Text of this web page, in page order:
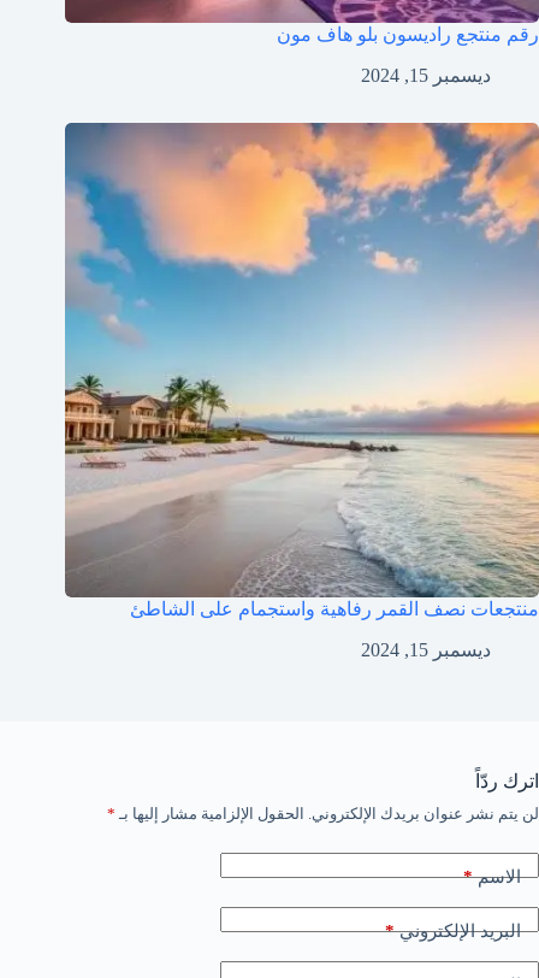
رقم منتجع راديسون بلو هاف مون
ديسمبر 15, 2024
منتجعات نصف القمر رفاهية واستجمام على الشاطئ
ديسمبر 15, 2024
اترك ردّاً
لن يتم نشر عنوان بريدك الإلكتروني. الحقول الإلزامية مشار إليها بـ *
الاسم*
البريد الإلكتروني*